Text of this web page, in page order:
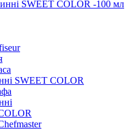
SWEET COLOR -100 мл
SWEET COLOR